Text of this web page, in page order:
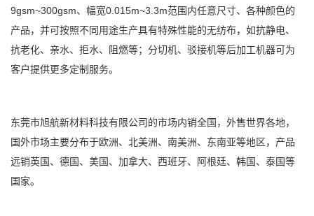
9gsm~300gsm、幅宽0.015m~3.3m范围内任意尺寸、各种颜色的
产品，并可按照不同用途生产具有特殊性能的无纺布，如抗静电、
抗老化、亲水、拒水、阻燃等；分切机、驳接机等后加工机器可为
客户提供更多定制服务。
东莞市旭航新材料科技有限公司的市场内销全国，外售世界各地，
国外市场主要分布于欧洲、北美洲、南美洲、东南亚等地区，产品
远销英国、德国、美国、加拿大、西班牙、阿根廷、韩国、泰国等
国家。